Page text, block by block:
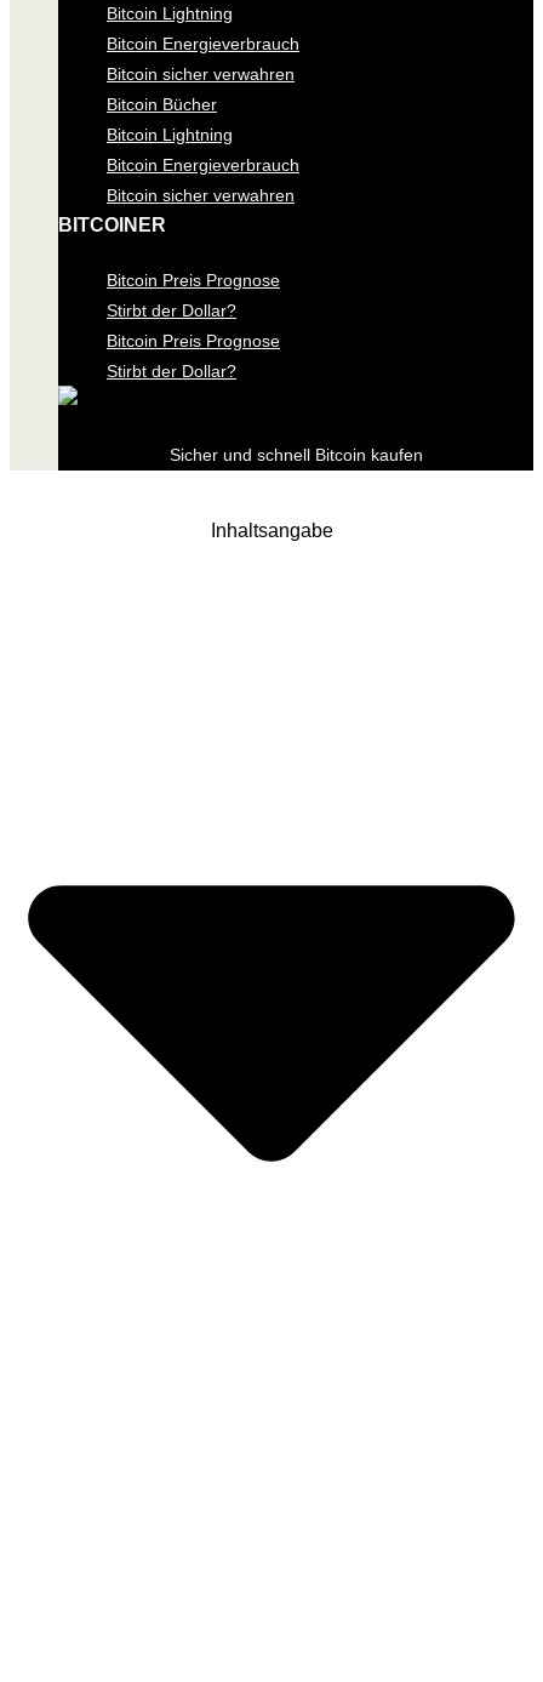
Bitcoin Lightning
Bitcoin Energieverbrauch
Bitcoin sicher verwahren
Bitcoin Bücher
Bitcoin Lightning
Bitcoin Energieverbrauch
Bitcoin sicher verwahren
BITCOINER
Bitcoin Preis Prognose
Stirbt der Dollar?
Bitcoin Preis Prognose
Stirbt der Dollar?
Sicher und schnell Bitcoin kaufen
Inhaltsangabe